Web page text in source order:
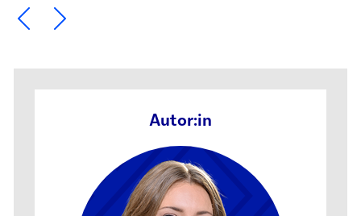
Ein Element zurück blättern
Ein Element weiter blättern
Autor:in